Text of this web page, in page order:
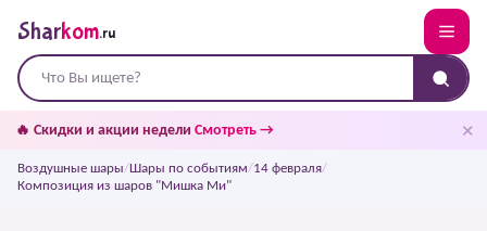
Sharkom.ru
🔥 Скидки и акции недели Смотреть → ✕
Воздушные шары/Шары по событиям/14 февраля/
Композиция из шаров "Мишка Ми"